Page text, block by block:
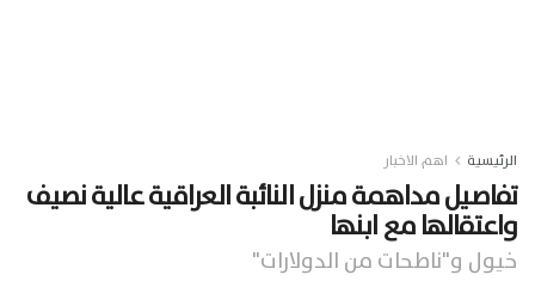
الرئيسية اهم الاخبار
تفاصيل مداهمة منزل النائبة العراقية عالية نصيف
واعتقالها مع ابنها
خيول و"ناطحات من الدولارات"